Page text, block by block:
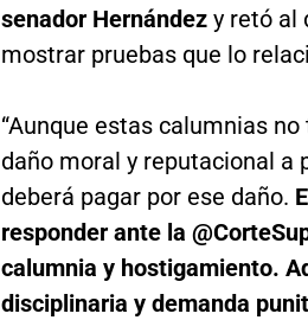
senador Hernández y retó al
mostrar pruebas que lo
“Aunque estas calumnias
daño moral y reputacional a
deberá pagar por ese daño.
responder ante la
calumnia y hostigamiento.
disciplinaria y demanda